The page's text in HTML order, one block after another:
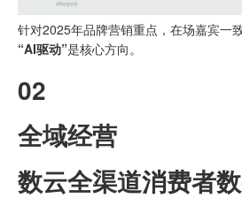
针对2025年品牌营销重点，在场嘉宾一
“AI驱动”是核心方向。
02
全域经营
数云全渠道消费者